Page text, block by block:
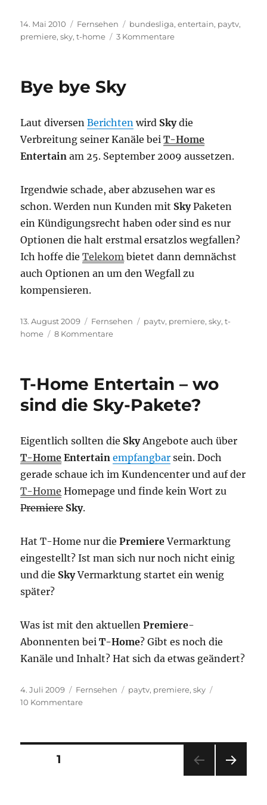
Veröffentlicht
am
14. Mai 2010 Kategorien
Fernsehen Schlagwörter
bundesliga,entertain, paytv,
premiere,sky,t-home 3 Kommentarezu
Bye bye Sky
Laut diversenBerichten wird Skydie
Verbreitung seiner Kanäle beiT-Home
Entertain am 25. September 2009 aussetzen.
Irgendwie schade, aber abzusehen war es
schon. Werden nun Kunden mit SkyPaketen
ein Kündigungsrecht haben oder sind es nur
Optionen die halt erstmal ersatzlos wegfallen?
Ich hoffe dieTelekom bietet dann demnächst
auch Optionen an um den Wegfall zu
kompensieren.
Veröffentlicht
am
13. August 2009 Kategorien
Fernsehen Schlagwörter
paytv, premiere,sky,t-
home
8 Kommentarezu
T-Home Entertain – wo
sind die Sky-Pakete?
Eigentlich sollten die SkyAngebote auch über
T-Home Entertain empfangbar sein. Doch
gerade schaue ich im Kundencenter und auf der
T-Home Homepage und finde kein Wort zu
Premiere Sky.
Hat T-Home nur diePremiereVermarktung
eingestellt? Ist man sich nur noch nicht einig
und die SkyVermarktung startet ein wenig
später?
Was ist mit den aktuellenPremiere-
Abonnenten beiT-Home? Gibt es noch die
Kanäle und Inhalt? Hat sich da etwas geändert?
Veröffentlicht
am
4. Juli 2009 Kategorien
Fernsehen Schlagwörter
paytv, premiere,sky
10 Kommentarezu
Seitennummerierung
SEITE1